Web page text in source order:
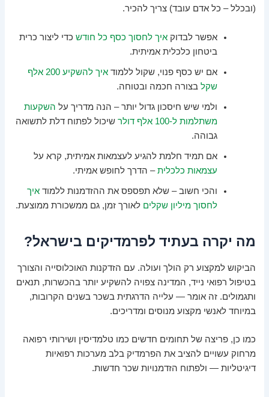
(ובכלל – כל אדם עובד) צריך להכיר.
אפשר לבדוקאיך לחסוך כסף כל חודש כדי ליצור כרית
ביטחון כלכלית אמיתית.
אם יש כסף פנוי, שקול ללמוד
איך להשקיע 200 אלף
שקל בצורה חכמה ובטוחה.
ולמי שיש חיסכון גדול יותר – הנה מדריך על השקעות
משתלמות ל-100 אלף דולר
שיכול לפתוח דלת לתשואה
גבוהה.
אם תמיד חלמת להגיע לעצמאות אמיתית, קרא על
עצמאות כלכלית– הדרך לחופש אמיתי.
והכי חשוב – שלא תפספס את ההזדמנות ללמודאיך
לחסוך מיליון שקלים לאורך זמן, גם ממשכורת ממוצעת.
מה יקרה בעתיד לפרמדיקים בישראל?
הביקוש למקצוע רק הולך ועולה. עם הזדקנות האוכלוסייה והצורך
בטיפול רפואי נייד, המדינה צפויה להשקיע יותר בהכשרות, תנאים
ותגמולים. זה אומר — עלייה הדרגתית בשכר בשנים הקרובות,
במיוחד לאנשי מקצוע מנוסים ומדריכים.
כמו כן, פריצה של תחומים חדשים כמו טלמדיסין ושירותי רפואה
מרחוק עשויים להציב את הפרמדיק בלב מערכות רפואיות
דיגיטליות — ולפתוח הזדמנויות שכר חדשות.